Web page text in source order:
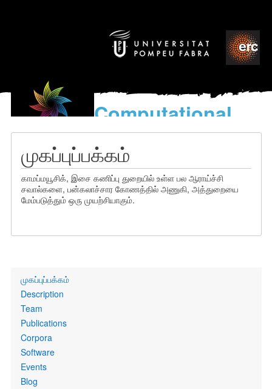
Computational
models
for the discovery of the
World’s Music
முகப்புப்பக்கம்
காமப்மயூசிக், இசை கணிப்பு துறையில் உள்ள பல ஆராய்ச்சி
சவால்களை, பன்கலாச்சார கோணத்தில் அணுகி, அத்துறையை
மேம்படுத்தும் ஒரு முயற்சியாகும்.
Primary
links
முகப்புப்பக்கம்
Description
Team
Publications
Corpora
Software
Events
Blog